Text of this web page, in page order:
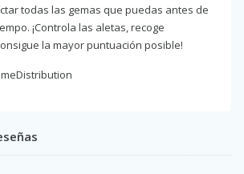
todas las gemas que puedas antes de
¡Controla las aletas, recoge
la mayor puntuación posible!